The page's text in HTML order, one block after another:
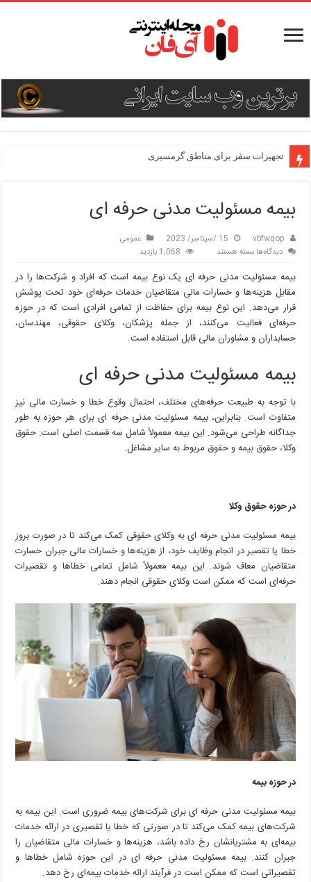
تجهیزات سفر برای مناطق گرمسیری
بیمه مسئولیت مدنی حرفه ای
vbfwqop 15 /سپتامبر/ 2023
عمومی
دیدگاه‌هابرای
مسئولیت
مدنی
حرفه
ای
بسته هستند 1,068 بازدید
بیمه مسئولیت مدنی حرفه ای یک نوع بیمه است که افراد و شرکت‌ها را در
مقابل هزینه‌ها و خسارات مالی متقاضیان خدمات حرفه‌ای خود تحت پوشش
قرار می‌دهد. این نوع بیمه برای حفاظت از تمامی افرادی است که در حوزه
حرفه‌ای فعالیت می‌کنند، از جمله پزشکان، وکلای حقوقی، مهندسان،
حسابداران و مشاوران مالی قابل استفاده است.
بیمه مسئولیت مدنی حرفه ای
با توجه به طبیعت حرفه‌های مختلف، احتمال وقوع خطا و خسارت مالی نیز
متفاوت است. بنابراین، بیمه مسئولیت مدنی حرفه ای برای هر حوزه به طور
جداگانه طراحی می‌شود. این بیمه معمولاً شامل سه قسمت اصلی است: حقوق
وکلا، حقوق بیمه و حقوق مربوط به سایر مشاغل.
در حوزه حقوق وکلا
بیمه مسئولیت مدنی حرفه ای به وکلای حقوقی کمک می‌کند تا در صورت بروز
خطا یا تقصیر در انجام وظایف خود، از هزینه‌ها و خسارات مالی جبران خسارت
متقاضیان معاف شوند. این بیمه معمولاً شامل تمامی خطاها و تقصیرات
حرفه‌ای است که ممکن است وکلای حقوقی انجام دهند.
در حوزه بیمه
بیمه مسئولیت مدنی حرفه ای برای شرکت‌های بیمه ضروری است. این بیمه به
شرکت‌های بیمه کمک می‌کند تا در صورتی که خطا یا تقصیری در ارائه خدمات
بیمه‌ای به مشتریانشان رخ داده باشد، هزینه‌ها و خسارات مالی متقاضیان را
جبران کنند. بیمه مسئولیت مدنی حرفه ای در این حوزه شامل خطاها و
تقصیراتی است که ممکن است در فرآیند ارائه خدمات بیمه‌ای رخ دهد.